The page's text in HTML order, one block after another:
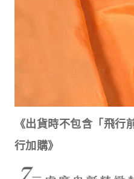
《出貨時不包含「飛行
行加購》